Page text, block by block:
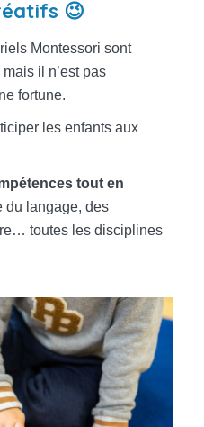
😉
Montessori sont
il n’est pas
fortune.
les enfants aux
tout en
du langage, des
toutes les disciplines